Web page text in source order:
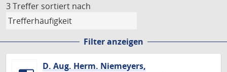
3 Treffer sortiert nach
Filter anzeigen
D. Aug. Herm. Niemeyers,